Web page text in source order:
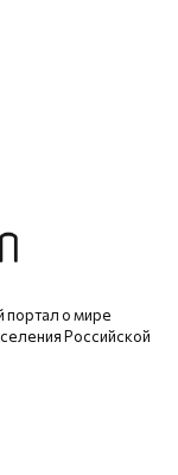
портал о мире
Российской